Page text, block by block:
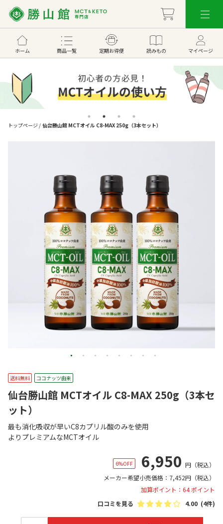
ホーム 商品一覧 定期お得便 読みもの マイページ
トップページ / 仙台勝山館 MCTオイル C8-MAX 250g（3本セット）
送料無料 ココナッツ由来
仙台勝山館 MCTオイル C8-MAX 250g（3本セ
ット）
最も消化吸収が早いC8カプリル酸のみを使用
よりプレミアムなMCTオイル
6%OFF 6,950 円 （税込）
メーカー希望小売価格： 7,452円 （税込）
加算ポイント：64 ポイント
口コミを見る
4.00 (4件)